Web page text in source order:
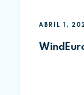
ABRIL 1,